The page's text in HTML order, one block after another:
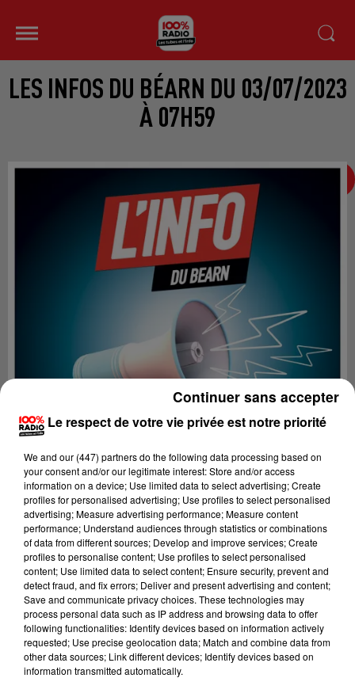
LES INFOS DU BÉARN DU 03/07/2023
À 07H59
Lecture (4 min 19 sec)
100%
Le respect de votre vie privée est notre priorité
We and our (447) partnersdo the following data processing based on
your consent and/or our legitimate interest: Store and/or access
information on a device; Use limited data to select advertising; Create
profiles for personalised advertising; Use profiles to select personalised
advertising; Measure advertising performance; Measure content
performance; Understand audiences through statistics or combinations
of data from different sources; Develop and improve services; Create
profiles to personalise content; Use profiles to select personalised
content; Use limited data to select content; Ensure security, prevent and
detect fraud, and fix errors; Deliver and present advertising and content;
Save and communicate privacy choices. These technologies may
process personal data such as IP address and browsing data to offer
following functionalities: Identify devices based on information actively
requested; Use precise geolocation data; Match and combine data from
other data sources; Link different devices; Identify devices based on
information transmitted automatically.
Continuer sans accepter